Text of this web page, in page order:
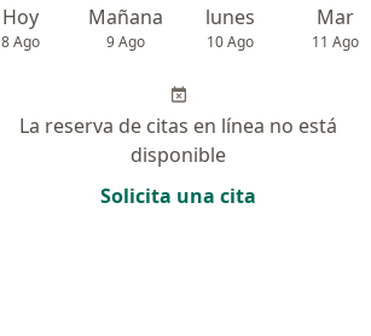
Hoy
8 Ago
Mañana
9 Ago
lunes
10 Ago
Mar
11 Ago
La reserva de citas en línea no está
disponible
Solicita una cita